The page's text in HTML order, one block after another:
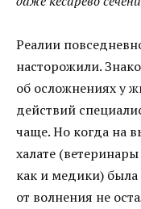
Реалии
насторожили.
об осложнениях у
действий
чаще. Но когда на
халате
как и медики) была
от волнения не